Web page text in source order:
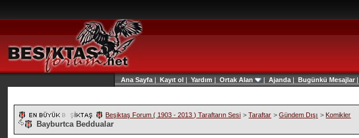
Ana Sayfa | Kayıt ol | Yardım | Ortak Alan | Ajanda | Bugünkü Mesajlar|
Beşiktaş Forum ( 1903 - 2013 ) Taraftarın Sesi >Taraftar >Gündem Dışı > Komikler
Bayburtca Beddualar